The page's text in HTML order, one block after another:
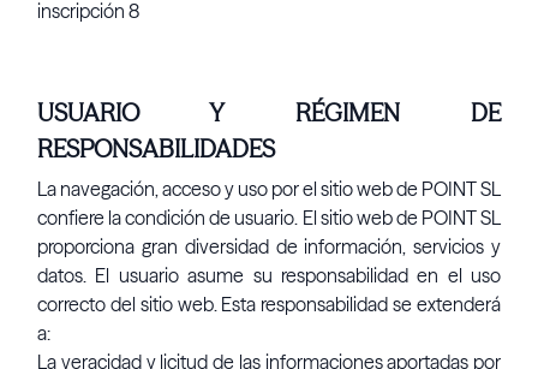
inscripción 8
USUARIO Y RÉGIMEN DE
RESPONSABILIDADES
La navegación, acceso y uso por el sitio web de POINT SL
confiere la condición de usuario. El sitio web de POINT SL
proporciona gran diversidad de información, servicios y
datos. El usuario asume su responsabilidad en el uso
correcto del sitio web. Esta responsabilidad se extenderá
a:
La veracidad y licitud de las informaciones aportadas por